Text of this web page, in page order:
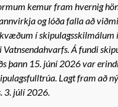
kemur fram hvernig
og lóða falla að
í skipulagsskilmálum
Á fundi
þann 15. júní 2026 var
Lagt fram að
3. júlí 2026.